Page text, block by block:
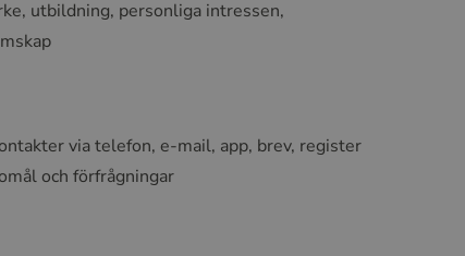
utbildning, personliga intressen,
via telefon, e-mail, app, brev, register
och förfrågningar